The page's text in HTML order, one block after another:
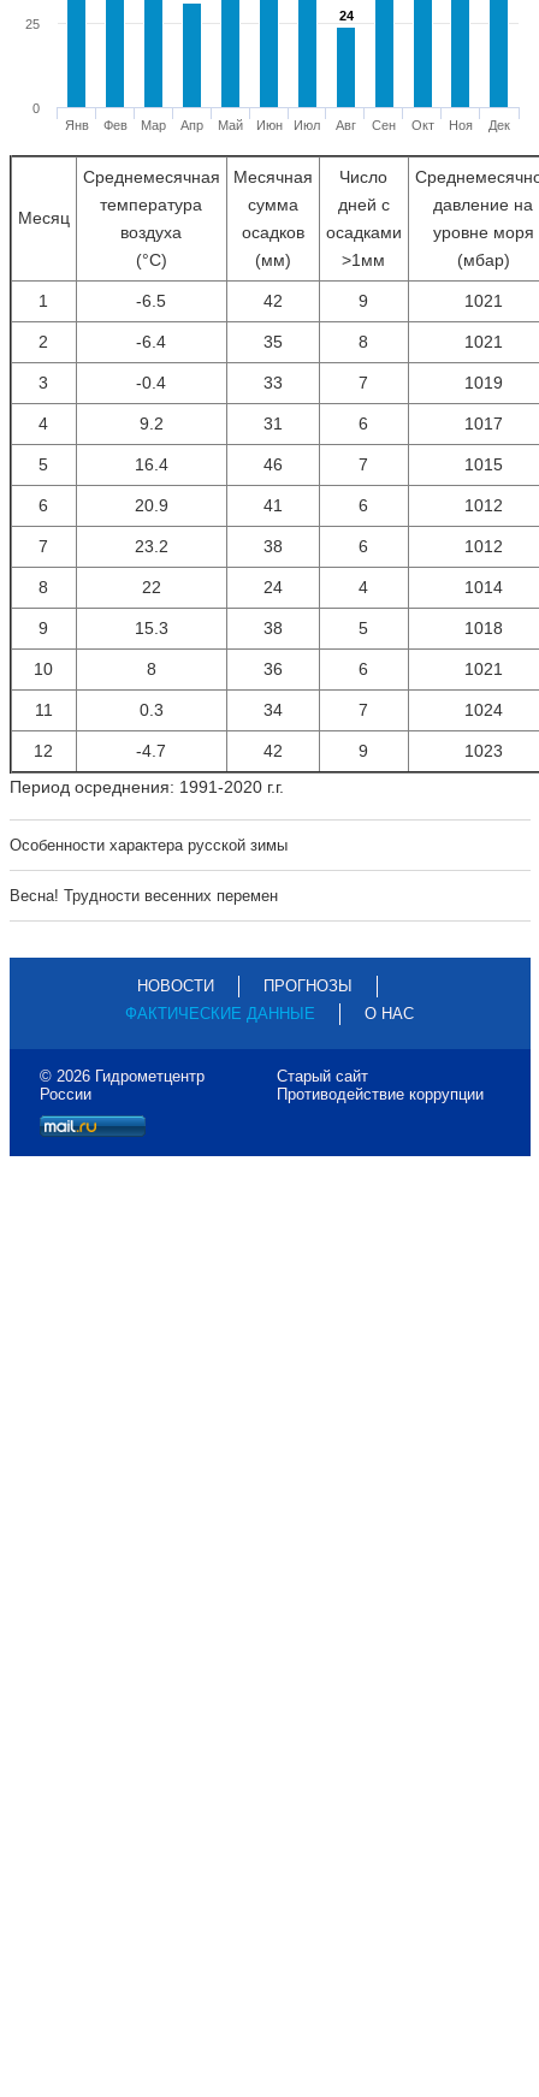
24
24
Янв Фев Мар Апр Май Июн Июл Авг Сен Окт Ноя Дек
0
25
Месяц
Среднемесячная
температура
воздуха
(°С)
Месячная
сумма
осадков
(мм)
Число
дней с
осадками
>1мм
давление на
уровне моря
(мбар)
1 -6.5 42 9 1021
2 -6.4 35 8 1021
3 -0.4 33 7 1019
4 9.2 31 6 1017
5 16.4 46 7 1015
6 20.9 41 6 1012
7 23.2 38 6 1012
8 22 24 4 1014
9 15.3 38 5 1018
10 8 36 6 1021
11 0.3 34 7 1024
12 -4.7 42 9
1023
Период осреднения: 1991-2020 г.г.
Особенности характера русской зимы
Весна! Трудности весенних перемен
НОВОСТИ
ПРОГНОЗЫ
ФАКТИЧЕСКИЕ ДАННЫЕ
О НАС
© 2026 Гидрометцентр
России
Старый сайт
Противодействие коррупции